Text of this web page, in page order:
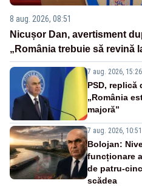
8 aug. 2026, 08:51
Nicușor Dan, avertisment
„România trebuie să revină
7 aug. 2026, 15:26
PSD, replică
„România
majoră”
7 aug. 2026, 10:51
Bolojan:
funcționare
de patru-
scădea